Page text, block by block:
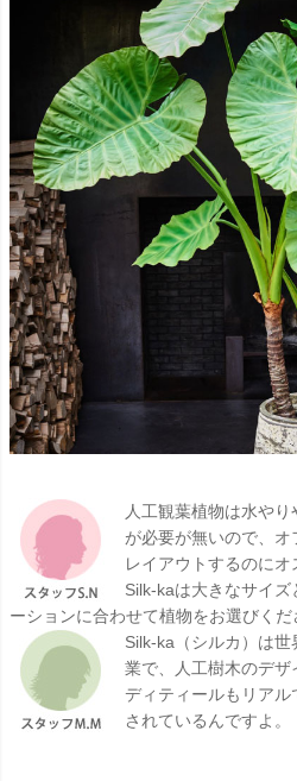
人工観葉植物は水や
が必要が無いので、
レイアウトするのにオ
Silk-kaは大きなサイ
ーションに合わせて植物をお選びくだ
Silk-ka（シルカ）は
業で、人工樹木のデ
ディティールもリアル
されているんですよ。